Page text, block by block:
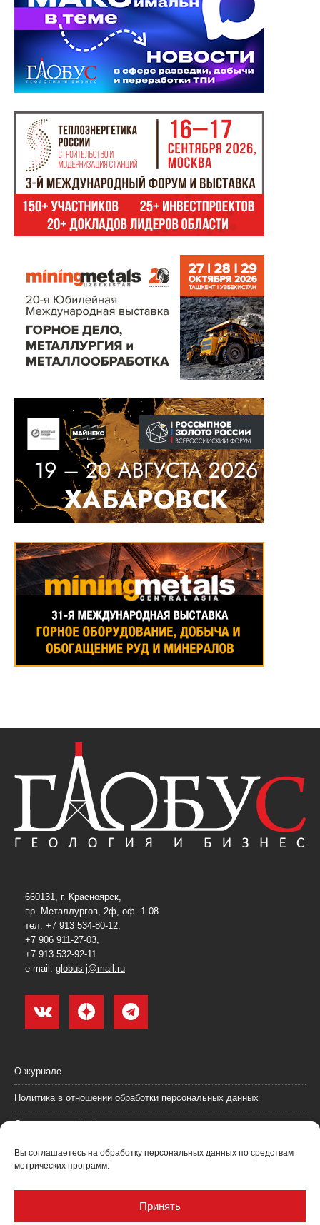
Вы соглашаетесь на обработку персональных данных по средствам
метрических программ.
Принять
660131, г. Красноярск,
пр. Металлургов, 2ф, оф. 1-08
тел. +7 913 534-80-12,
+7 906 911-27-03,
+7 913 532-92-11
e-mail: globus-j@mail.ru
О журнале
Политика в отношении обработки персональных данных
Согласие на обработку персональных данных
Пользовательское соглашение (оферта)